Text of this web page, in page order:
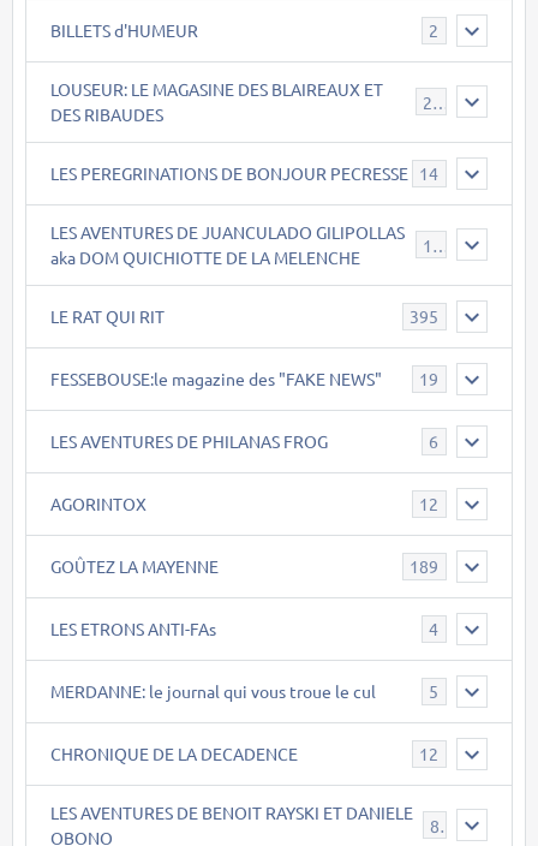
BILLETS d'HUMEUR 2
LOUSEUR: LE MAGASINE DES BLAIREAUX ET
DES RIBAUDES
21
LES PEREGRINATIONS DE BONJOUR PECRESSE 14
LES AVENTURES DE JUANCULADO GILIPOLLAS
aka DOM QUICHIOTTE DE LA MELENCHE
119
LE RAT QUI RIT 395
FESSEBOUSE:le magazine des "FAKE NEWS" 19
LES AVENTURES DE PHILANAS FROG 6
AGORINTOX 12
GOÛTEZ LA MAYENNE 189
LES ETRONS ANTI-FAs 4
MERDANNE: le journal qui vous troue le cul 5
CHRONIQUE DE LA DECADENCE 12
LES AVENTURES DE BENOIT RAYSKI ET DANIELE
OBONO
8